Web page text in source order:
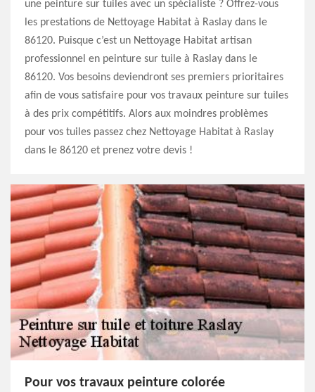
une peinture sur tuiles avec un spécialiste ? Offrez-vous
les prestations de Nettoyage Habitat à Raslay dans le
86120. Puisque c’est un Nettoyage Habitat artisan
professionnel en peinture sur tuile à Raslay dans le
86120. Vos besoins deviendront ses premiers prioritaires
afin de vous satisfaire pour vos travaux peinture sur tuiles
à des prix compétitifs. Alors aux moindres problèmes
pour vos tuiles passez chez Nettoyage Habitat à Raslay
dans le 86120 et prenez votre devis !
Pour vos travaux peinture colorée